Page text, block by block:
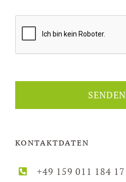
SENDEN
KONTAKTDATEN
+49 159 011 184 17